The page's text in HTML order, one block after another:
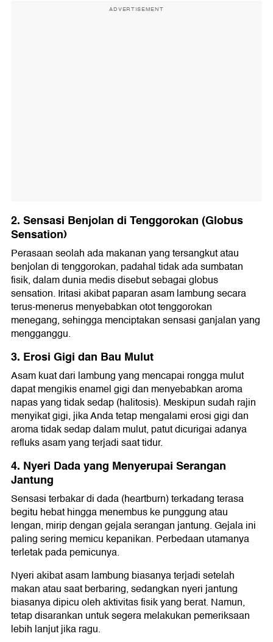
ADVERTISEMENT
2. Sensasi Benjolan di Tenggorokan (Globus
Sensation)
Perasaan seolah ada makanan yang tersangkut atau
benjolan di tenggorokan, padahal tidak ada sumbatan
fisik, dalam dunia medis disebut sebagai globus
sensation. Iritasi akibat paparan asam lambung secara
terus-menerus menyebabkan otot tenggorokan
menegang, sehingga menciptakan sensasi ganjalan yang
mengganggu.
3. Erosi Gigi dan Bau Mulut
Asam kuat dari lambung yang mencapai rongga mulut
dapat mengikis enamel gigi dan menyebabkan aroma
napas yang tidak sedap (halitosis). Meskipun sudah rajin
menyikat gigi, jika Anda tetap mengalami erosi gigi dan
aroma tidak sedap dalam mulut, patut dicurigai adanya
refluks asam yang terjadi saat tidur.
4. Nyeri Dada yang Menyerupai Serangan
Jantung
Sensasi terbakar di dada (heartburn) terkadang terasa
begitu hebat hingga menembus ke punggung atau
lengan, mirip dengan gejala serangan jantung. Gejala ini
paling sering memicu kepanikan. Perbedaan utamanya
terletak pada pemicunya.
Nyeri akibat asam lambung biasanya terjadi setelah
makan atau saat berbaring, sedangkan nyeri jantung
biasanya dipicu oleh aktivitas fisik yang berat. Namun,
tetap disarankan untuk segera melakukan pemeriksaan
lebih lanjut jika ragu.